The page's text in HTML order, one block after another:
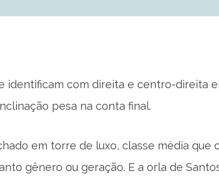
identificam com direita e centro-direita
pesa na conta final.
em torre de luxo, classe média que
gênero ou geração. E a orla de